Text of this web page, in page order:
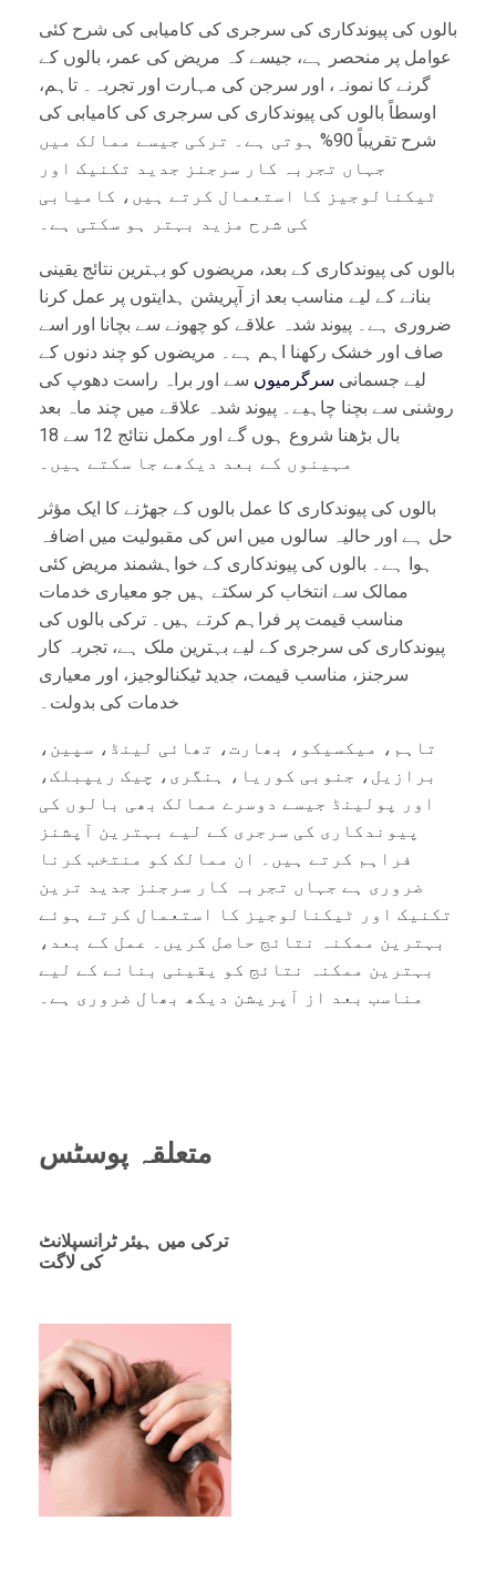
بالوں کی پیوندکاری کی سرجری کی کامیابی کی شرح کئی
عوامل پر منحصر ہے، جیسے کہ مریض کی عمر، بالوں کے
گرنے کا نمونہ، اور سرجن کی مہارت اور تجربہ۔ تاہم،
اوسطاً بالوں کی پیوندکاری کی سرجری کی کامیابی کی
شرح تقریباً 90% ہوتی ہے۔ ترکی جیسے ممالک میں
جہاں تجربہ کار سرجنز جدید تکنیک اور
ٹیکنالوجیز کا استعمال کرتے ہیں، کامیابی
کی شرح مزید بہتر ہو سکتی ہے۔
بالوں کی پیوندکاری کے بعد، مریضوں کو بہترین نتائج یقینی
بنانے کے لیے مناسب بعد از آپریشن ہدایتوں پر عمل کرنا
ضروری ہے۔ پیوند شدہ علاقے کو چھونے سے بچانا اور اسے
صاف اور خشک رکھنا اہم ہے۔ مریضوں کو چند دنوں کے
لیے جسمانی سرگرمیوں سے اور براہ راست دھوپ کی
روشنی سے بچنا چاہیے۔ پیوند شدہ علاقے میں چند ماہ بعد
بال بڑھنا شروع ہوں گے اور مکمل نتائج 12 سے 18
مہینوں کے بعد دیکھے جا سکتے ہیں۔
بالوں کی پیوندکاری کا عمل بالوں کے جھڑنے کا ایک مؤثر
حل ہے اور حالیہ سالوں میں اس کی مقبولیت میں اضافہ
ہوا ہے۔ بالوں کی پیوندکاری کے خواہشمند مریض کئی
ممالک سے انتخاب کر سکتے ہیں جو معیاری خدمات
مناسب قیمت پر فراہم کرتے ہیں۔ ترکی بالوں کی
پیوندکاری کی سرجری کے لیے بہترین ملک ہے، تجربہ کار
سرجنز، مناسب قیمت، جدید ٹیکنالوجیز، اور معیاری
خدمات کی بدولت۔
تاہم، میکسیکو، بھارت، تھائی لینڈ، سپین،
برازیل، جنوبی کوریا، ہنگری، چیک ریپبلک،
اور پولینڈ جیسے دوسرے ممالک بھی بالوں کی
پیوندکاری کی سرجری کے لیے بہترین آپشنز
فراہم کرتے ہیں۔ ان ممالک کو منتخب کرنا
ضروری ہے جہاں تجربہ کار سرجنز جدید ترین
تکنیک اور ٹیکنالوجیز کا استعمال کرتے ہوئے
بہترین ممکنہ نتائج حاصل کریں۔ عمل کے بعد،
بہترین ممکنہ نتائج کو یقینی بنانے کے لیے
مناسب بعد از آپریشن دیکھ بھال ضروری ہے۔
متعلقہ پوسٹس
ترکی میں ہیئر ٹرانسپلانٹ
کی لاگت